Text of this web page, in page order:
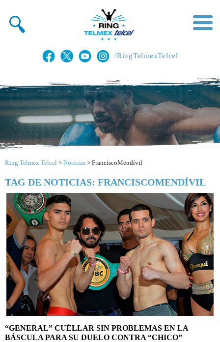
/RingTelmexTelcel
Ring Telmex Telcel > Noticias > FranciscoMendívil
TAG DE NOTICIAS: FRANCISCOMENDÍVIL
“GENERAL” CUÉLLAR SIN PROBLEMAS EN LA
BÁSCULA PARA SU DUELO CONTRA “CHICO”